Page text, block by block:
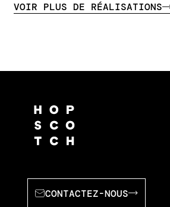
VOIR PLUS DE RÉALISATIONS
CONTACTEZ-NOUS